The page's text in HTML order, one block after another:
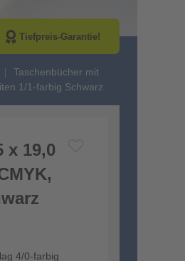
Tiefpreis-Garantie!
Taschenbücher mit
1/1-farbig Schwarz
x 19,0
4/0-farbig